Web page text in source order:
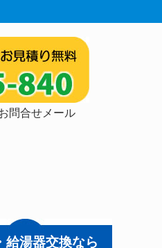
問合せメール
給湯器交換なら